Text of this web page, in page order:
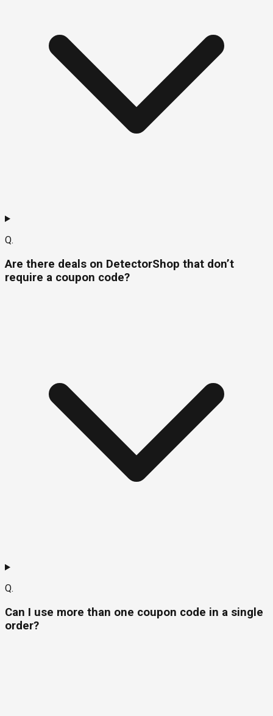
Q.
Are there deals on DetectorShop that don’t
require a coupon code?
Q.
Can I use more than one coupon code in a single
order?